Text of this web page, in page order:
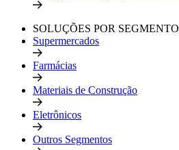
SOLUÇÕES POR SEGMENTO
Supermercados
Farmácias
Materiais de Construção
Eletrônicos
Outros Segmentos